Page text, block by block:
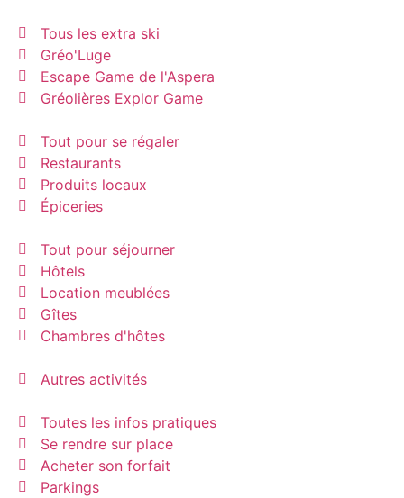
Tous les extra ski
Gréo'Luge
Escape Game de l'Aspera
Gréolières Explor Game
Tout pour se régaler
Restaurants
Produits locaux
Épiceries
Tout pour séjourner
Hôtels
Location meublées
Gîtes
Chambres d'hôtes
Autres activités
Toutes les infos pratiques
Se rendre sur place
Acheter son forfait
Parkings